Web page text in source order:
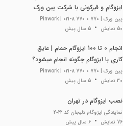
ایزوگام و قیرکونی با شرکت پین ورک
پین ورک | Pinwork | 021-8 770 0 770
50 نمایش
5 سال پیش
انجام 0 تا 100 ایزوگام حمام | عایق
کاری با ایزوگام چگونه انجام میشود؟
پین ورک | Pinwork | 021-8 770 0 770
30 نمایش
5 سال پیش
نصب ایزوگام در تهران
نمایندگی ایزوگام دلیجان کد 2022
76 نمایش
6 سال پیش